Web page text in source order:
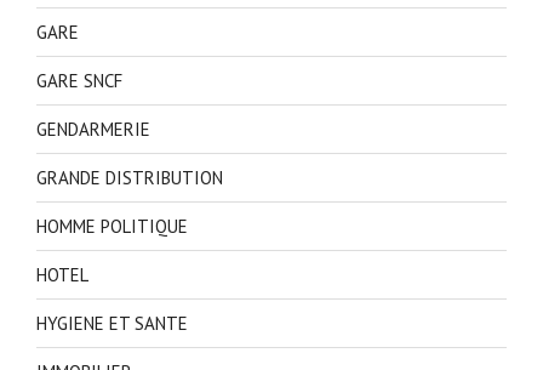
GARE
GARE SNCF
GENDARMERIE
GRANDE DISTRIBUTION
HOMME POLITIQUE
HOTEL
HYGIENE ET SANTE